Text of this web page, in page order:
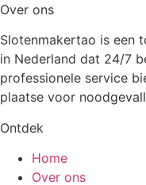
Over ons
Slotenmakertao is een
in Nederland dat 24/7
professionele service
plaatse voor
Ontdek
Home
Over ons